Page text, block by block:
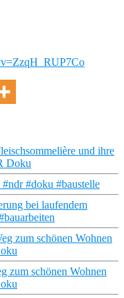
und ihre
Doku
#doku #baustelle
bei laufendem
zum schönen Wohnen
zum schönen Wohnen